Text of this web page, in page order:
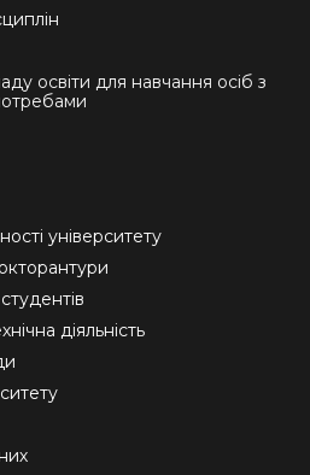
освіти для навчання осіб з
університету
діяльність